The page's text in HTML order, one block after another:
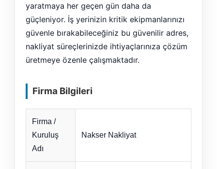
yaratmaya her geçen gün daha da
güçleniyor. İş yerinizin kritik ekipmanlarınızı
güvenle bırakabileceğiniz bu güvenilir adres,
nakliyat süreçlerinizde ihtiyaçlarınıza çözüm
üretmeye özenle çalışmaktadır.
Firma Bilgileri
Firma /
Kuruluş
Adı
Nakser Nakliyat